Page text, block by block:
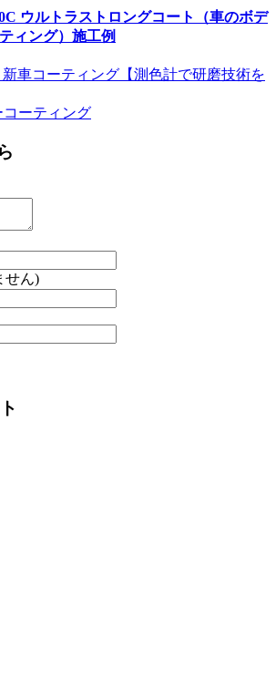
ウルトラストロングコート（車のボデ
ィング）施工例
新車コーティング【測色計で研磨技術を
ーティング
せん)